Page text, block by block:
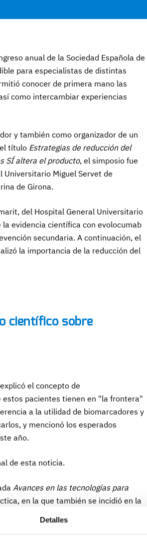
Detalles
anual de la Sociedad Española de
para especialistas de distintas
conocer de primera mano las
como intercambiar experiencias
y también como organizador de un
título Estrategias de reducción del
SÍ altera el producto, el simposio fue
Universitario Miguel Servet de
de Girona.
del Hospital General Universitario
evidencia científica con evolocumab
secundaria. A continuación, el
la importancia de la reducción del
científico sobre
el concepto de
pacientes tienen en "la frontera"
a la utilidad de biomarcadores y
y mencionó los esperados
año.
de esta noticia.
Avances en las tecnologías para
en la que también se incidió en la
de sufrir un primer evento CV. Por
Consorci Sanitari de Terrassa, apuntó
la ecografía vascular a la
Caínzos, del Hospital del Mar de